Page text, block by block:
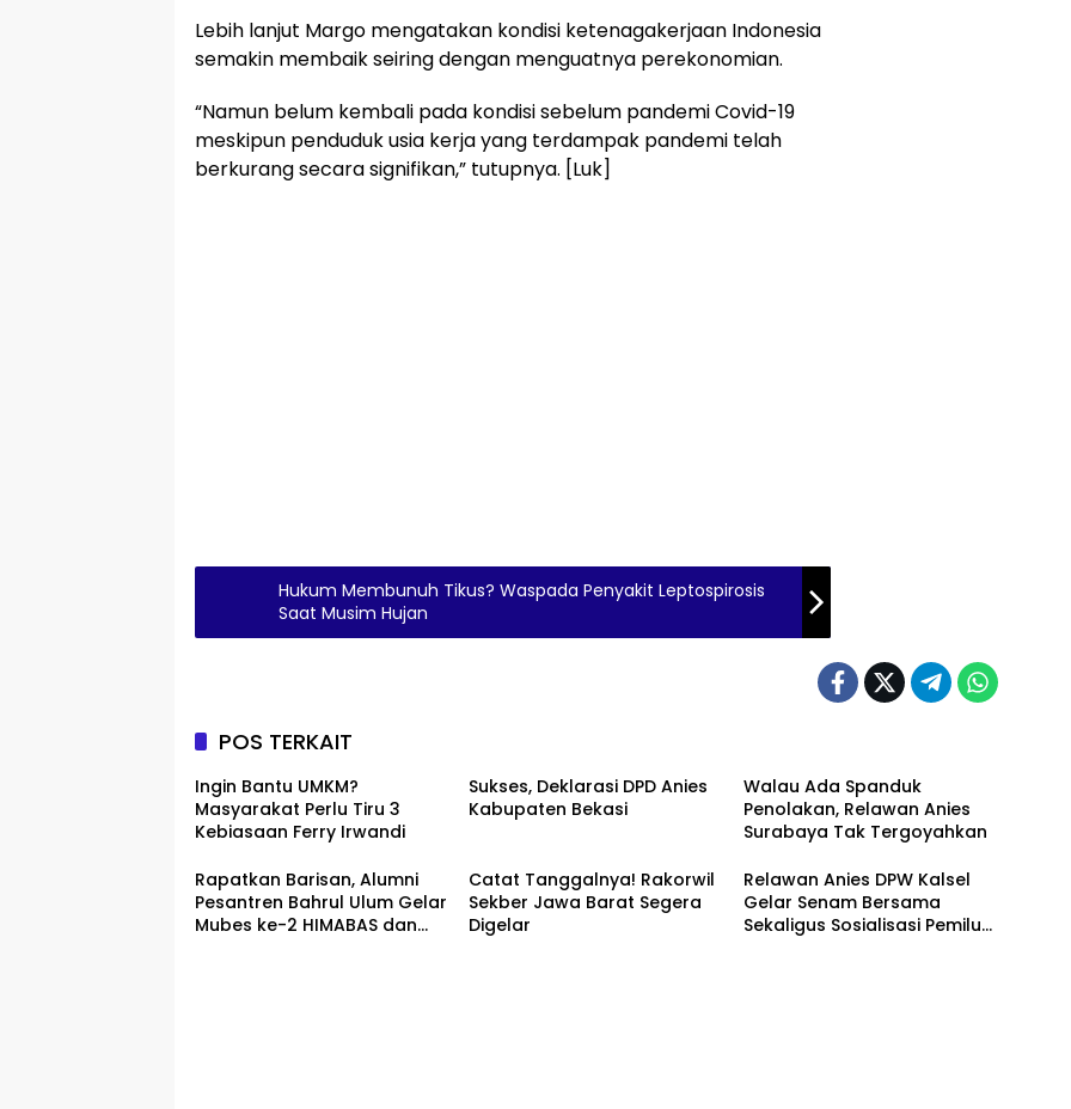
Lebih lanjut Margo mengatakan kondisi ketenagakerjaan Indonesia
semakin membaik seiring dengan menguatnya perekonomian.
“Namun belum kembali pada kondisi sebelum pandemi Covid-19
meskipun penduduk usia kerja yang terdampak pandemi telah
berkurang secara signifikan,” tutupnya. [Luk]
Hukum Membunuh Tikus? Waspada Penyakit Leptospirosis
Saat Musim Hujan
POS TERKAIT
Ingin Bantu UMKM?
Masyarakat Perlu Tiru 3
Kebiasaan Ferry Irwandi
Sukses, Deklarasi DPD Anies
Kabupaten Bekasi
Walau Ada Spanduk
Penolakan, Relawan Anies
Surabaya Tak Tergoyahkan
Rapatkan Barisan, Alumni
Pesantren Bahrul Ulum Gelar
Mubes ke-2 HIMABAS dan
Catat Tanggalnya! Rakorwil
Sekber Jawa Barat Segera
Digelar
Relawan Anies DPW Kalsel
Gelar Senam Bersama
Sekaligus Sosialisasi Pemilu